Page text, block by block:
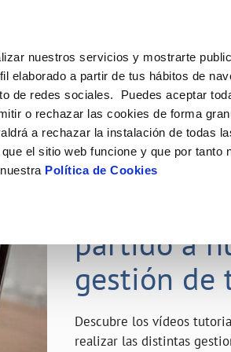
nuestros servicios y mostrarte
elaborado a partir de tus hábitos de
de redes sociales. Puedes aceptar
o rechazar las cookies de forma
a rechazar la instalación de todas
el sitio web funcione y que por tanto
Política de Cookies
MODIFICACIÓN DE DATOS
Actualizar datos bancarios
Actualizar datos de domicilio
TODAS LAS GESTIONES
COMPROMISO DE SERVICIO
Carta de compromisos
Customer Counsel (Defensa del
Tu Agua
CUIDADOS DEL AGUA
Consejos de ahorro
Depósitos de reserva
Conócenos Nuestros
23 ABR 2020
partido a
gestión de
Descubre los vídeos
realizar las distintas